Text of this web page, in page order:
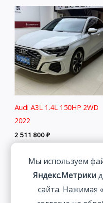
Audi A3L 1.4L 150HP 2WD
2022
2 511 800₽
Мы используем
Яндекс.Метрики
сайта. Нажимая